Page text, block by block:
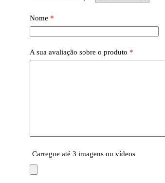
Nome *
A sua avaliação sobre o produto *
Carregue até 3 imagens ou vídeos